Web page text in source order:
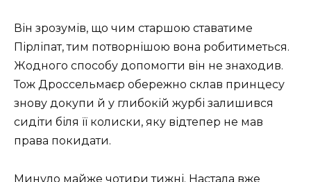
Він зрозумів, що чим старшою ставатиме
Пірліпат, тим потворнішою вона робитиметься.
Жодного способу допомогти він не знаходив.
Тож Дроссельмаєр обережно склав принцесу
знову докупи й у глибокій журбі залишився
сидіти біля її колиски, яку відтепер не мав
права покидати.
Минуло майже чотири тижні. Настала вже